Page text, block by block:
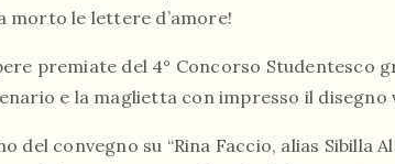
le lettere d’amore!
premiate del 4° Concorso Studentesco
e la maglietta con impresso il disegno
convegno su “Rina Faccio, alias Sibilla